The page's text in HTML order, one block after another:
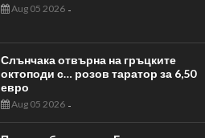
Aug 05 2026 -
Слънчака отвърна на гръцките
октоподи с… розов таратор за 6,50
евро
Aug 05 2026 -